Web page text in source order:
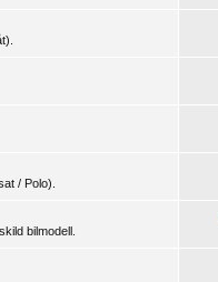
/ Polo).
bilmodell.